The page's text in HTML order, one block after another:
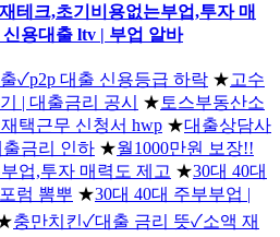
테크,초기비용없는부업,투자 매
용대출 ltv | 부업 알바
✓p2p 대출 신용등급 하락 ★고수
| 대출금리 공시
★ 토스부동산소
택근무 신청서 hwp ★대출상담사
금리 인하 ★월1000만원 보장!!
업,투자 매력도 제고 ★30대 40대
럼 뽐뿌 ★30대 40대 주부부업 |
충만치킨✓대출 금리 뜻✓소액 재